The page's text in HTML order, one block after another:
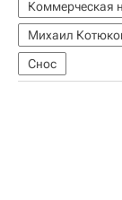
Коммерческая
Михаил
Снос